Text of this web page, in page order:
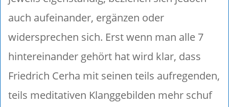
auch aufeinander, ergänzen oder
widersprechen sich. Erst wenn man alle 7
hintereinander gehört hat wird klar, dass
Friedrich Cerha mit seinen teils aufregenden,
teils meditativen Klanggebilden mehr schuf